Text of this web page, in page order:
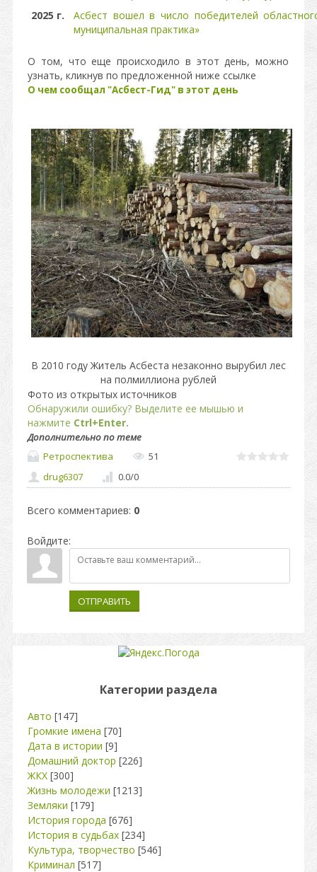
2025 г.
Асбест вошел в число победителей
муниципальная практика»
О том, что еще происходило в этот день, можно
узнать, кликнув по предложенной ниже ссылке
О чем сообщал "Асбест-Гид" в этот день
В 2010 году Житель Асбеста незаконно вырубил лес
на полмиллиона рублей
Фото из открытых источников
Обнаружили ошибку? Выделите ее мышью и
нажмите Ctrl+Enter.
Дополнительно по теме
Ретроспектива
51
drug6307
0.0/0
Всего комментариев: 0
Войдите:
ОТПРАВИТЬ
Категории раздела
Авто [147]
Громкие имена [70]
Дата в истории [9]
Домашний доктор [226]
ЖКХ [300]
Жизнь молодежи [1213]
Земляки [179]
История города [676]
История в судьбах [234]
Культура, творчество [546]
Криминал [517]